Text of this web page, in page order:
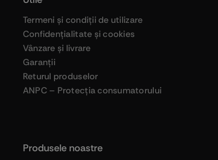
Produsele noastre
Termeni şi condiţii de utilizare
Confidenţialitate şi cookies
Vânzare şi livrare
Garanţii
Returul produselor
ANPC – Protecţia consumatorului